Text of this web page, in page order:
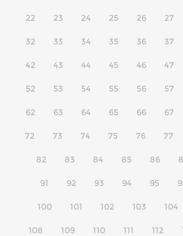
22 23 24 25 26 27
32 33 34 35 36 37
42 43 44 45 46 47
52 53 54 55 56 57
62 63 64 65 66 67
72 73 74 75 76 77
82 83 84 85 86
91 92 93 94 95
100 101 102 103 104
108 109 110 111 112